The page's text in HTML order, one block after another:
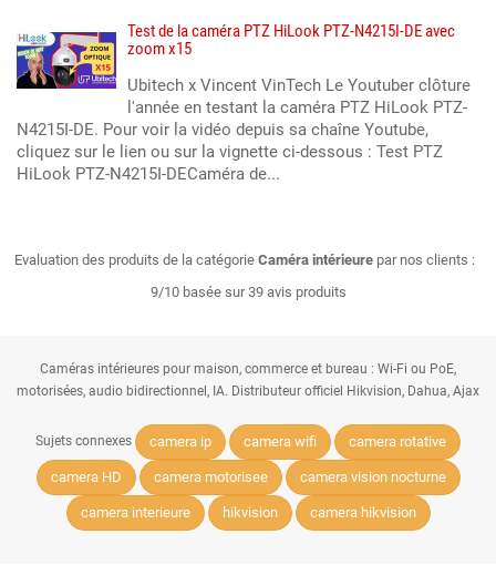
Test de la caméra PTZ HiLook PTZ-N4215I-DE avec
zoom x15
Ubitech x Vincent VinTech Le Youtuber clôture
l'année en testant la caméra PTZ HiLook PTZ-
N4215I-DE. Pour voir la vidéo depuis sa chaîne Youtube,
cliquez sur le lien ou sur la vignette ci-dessous : Test PTZ
HiLook PTZ-N4215I-DECaméra de...
Evaluation des produits de la catégorie Caméra intérieure par nos clients :
9/10 basée sur 39 avis produits
Caméras intérieures pour maison, commerce et bureau : Wi-Fi ou PoE,
motorisées, audio bidirectionnel, IA. Distributeur officiel Hikvision, Dahua, Ajax
Sujets connexes camera ip camera wifi camera rotative
camera HD camera motorisee camera vision nocturne
camera interieure hikvision camera hikvision